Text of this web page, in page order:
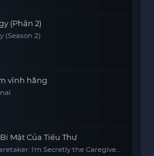
(Phần 2)
(Season 2)
vĩnh hằng
Mật Của Tiểu Thư
I'm Secretly the Caregiver